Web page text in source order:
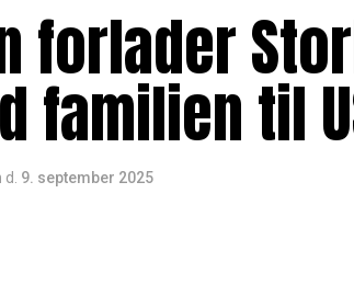
forlader
familien til
d. 9. september 2025